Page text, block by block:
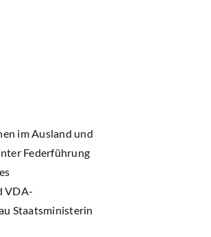
im Ausland und
Federführung
VDA-
Staatsministerin